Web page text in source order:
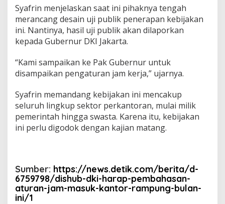
Syafrin menjelaskan saat ini pihaknya tengah
merancang desain uji publik penerapan kebijakan
ini. Nantinya, hasil uji publik akan dilaporkan
kepada Gubernur DKI Jakarta.
“Kami sampaikan ke Pak Gubernur untuk
disampaikan pengaturan jam kerja,” ujarnya.
Syafrin memandang kebijakan ini mencakup
seluruh lingkup sektor perkantoran, mulai milik
pemerintah hingga swasta. Karena itu, kebijakan
ini perlu digodok dengan kajian matang.
Sumber: https://news.detik.com/berita/d-
6759798/dishub-dki-harap-pembahasan-
aturan-jam-masuk-kantor-rampung-bulan-
ini/1